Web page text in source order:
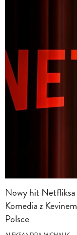
Nowy hit
Komedia z
Polsce